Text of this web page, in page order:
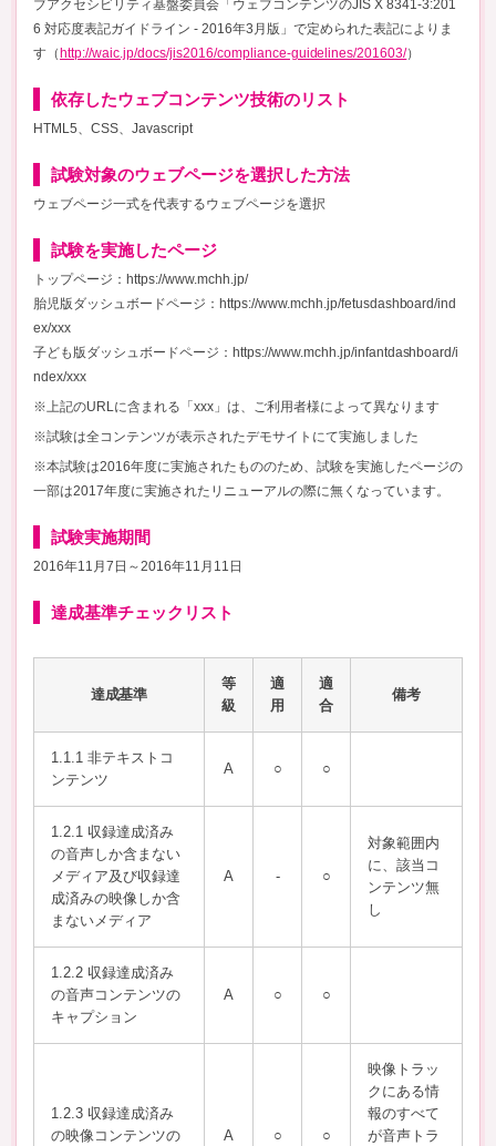
ブアクセシビリティ基盤委員会「ウェブコンテンツのJIS X 8341-3:201
6 対応度表記ガイドライン - 2016年3月版」で定められた表記によりま
す（http://waic.jp/docs/jis2016/compliance-guidelines/201603/）
依存したウェブコンテンツ技術のリスト
HTML5、CSS、Javascript
試験対象のウェブページを選択した方法
ウェブページ一式を代表するウェブページを選択
試験を実施したページ
トップページ：https://www.mchh.jp/
胎児版ダッシュボードページ：https://www.mchh.jp/fetusdashboard/ind
ex/xxx
子ども版ダッシュボードページ：https://www.mchh.jp/infantdashboard/i
ndex/xxx
※上記のURLに含まれる「xxx」は、ご利用者様によって異なります
※試験は全コンテンツが表示されたデモサイトにて実施しました
※本試験は2016年度に実施されたもののため、試験を実施したページの
一部は2017年度に実施されたリニューアルの際に無くなっています。
試験実施期間
2016年11月7日～2016年11月11日
達成基準チェックリスト
達成基準
等
級
適
用
適
合
備考
1.1.1 非テキストコ
ンテンツ
A ○ ○
1.2.1 収録達成済み
の音声しか含まない
メディア及び収録達
成済みの映像しか含
まないメディア
A - ○
対象範囲内
に、該当コ
ンテンツ無
し
1.2.2 収録達成済み
の音声コンテンツの
キャプション
A ○ ○
1.2.3 収録達成済み
の映像コンテンツの
A ○ ○
映像トラッ
クにある情
報のすべて
が⾳声トラ